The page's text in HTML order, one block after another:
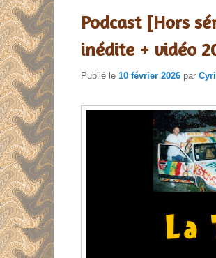
Podcast [Hors
inédite + vidéo
Publié le 10 février 2026 par Cyril